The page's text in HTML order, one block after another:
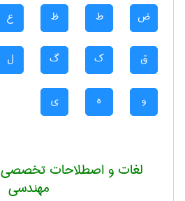
ض ط ظ ع
ق ک گ ل
و ه ی
لغات و اصطلاحات تخصصی
مهندسی